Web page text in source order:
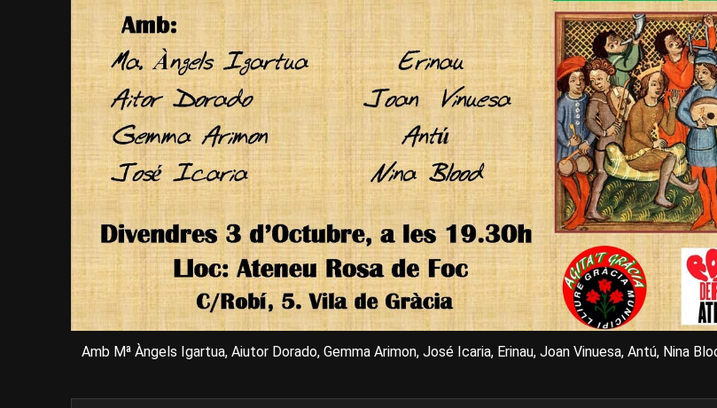
Amb Mª Àngels Igartua, Aiutor Dorado, Gemma Arimon, José Icaria, Erinau, Joan Vinuesa, Antú, Nina